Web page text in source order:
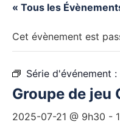
« Tous les
Cet évènement est
Série d'événement :
Groupe de jeu
2025-07-21 @ 9h30 -